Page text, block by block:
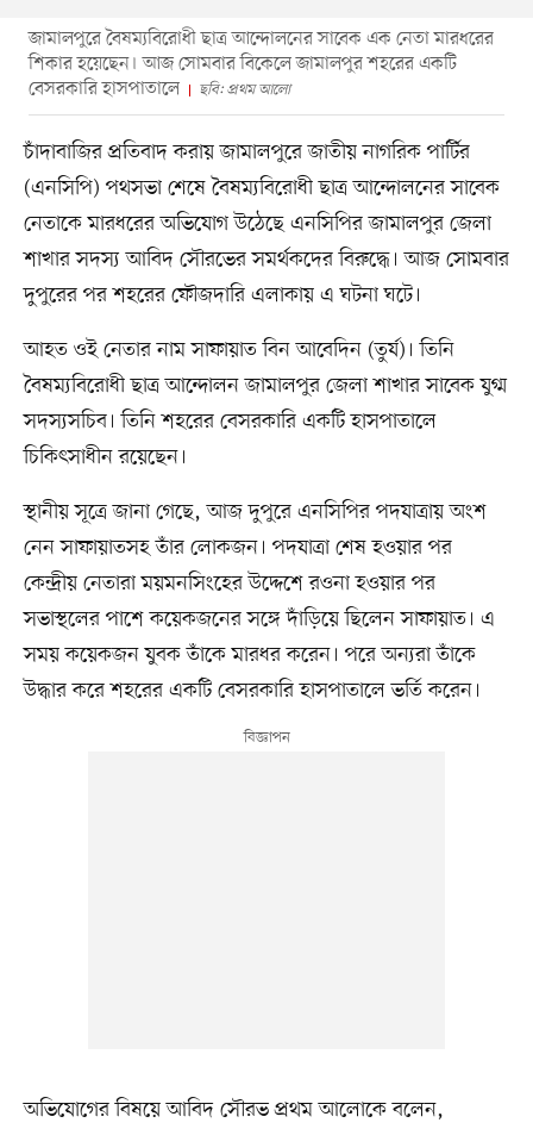
জামালপুরে বৈষম্যবিরোধী ছাত্র আন্দোলনের সাবেক এক নেতা মারধরের
শিকার হয়েছেন। আজ সোমবার বিকেলে জামালপুর শহরের একটি
বেসরকারি হাসপাতালে
ছবি: প্রথম আলো
চাঁদাবাজির প্রতিবাদ করায় জামালপুরে জাতীয় নাগরিক পার্টির
(এনসিপি) পথসভা শেষে বৈষম্যবিরোধী ছাত্র আন্দোলনের সাবেক
নেতাকে মারধরের অভিযোগ উঠেছে এনসিপির জামালপুর জেলা
শাখার সদস্য আবিদ সৌরভের সমর্থকদের বিরুদ্ধে। আজ সোমবার
দুপুরের পর শহরের ফৌজদারি এলাকায় এ ঘটনা ঘটে।
আহত ওই নেতার নাম সাফায়াত বিন আবেদিন (তুর্য)। তিনি
বৈষম্যবিরোধী ছাত্র আন্দোলন জামালপুর জেলা শাখার সাবেক যুগ্ম
সদস্যসচিব। তিনি শহরের বেসরকারি একটি হাসপাতালে
চিকিৎসাধীন রয়েছেন।
স্থানীয় সূত্রে জানা গেছে, আজ দুপুরে এনসিপির পদযাত্রায় অংশ
নেন সাফায়াতসহ তাঁর লোকজন। পদযাত্রা শেষ হওয়ার পর
কেন্দ্রীয় নেতারা ময়মনসিংহের উদ্দেশে রওনা হওয়ার পর
সভাস্থলের পাশে কয়েকজনের সঙ্গে দাঁড়িয়ে ছিলেন সাফায়াত। এ
সময় কয়েকজন যুবক তাঁকে মারধর করেন। পরে অন্যরা তাঁকে
উদ্ধার করে শহরের একটি বেসরকারি হাসপাতালে ভর্তি করেন।
অভিযোগের বিষয়ে আবিদ সৌরভ প্রথম আলোকে বলেন,